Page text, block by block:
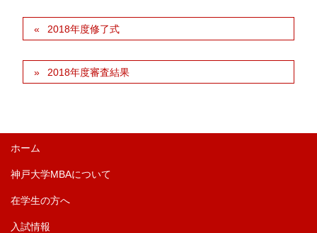
2018年度修了式
2018年度審査結果
ホーム
神戸大学MBAについて
在学生の方へ
入試情報